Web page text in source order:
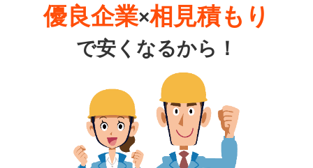
優良企業×相見積もり
で安くなるから！